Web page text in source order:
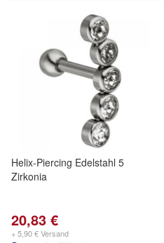
Helix-Piercing Edelstahl 5
Zirkonia
20,83 €
+ 5,90 € Versand